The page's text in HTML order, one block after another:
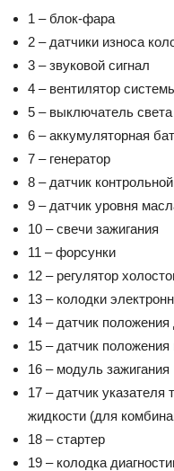
1 – блок-фара
2 – датчики износа
3 – звуковой сигнал
4 – вентилятор
5 – выключатель света
6 – аккумуляторная
7 – генератор
8 – датчик
9 – датчик уровня
10 – свечи зажигания
11 – форсунки
12 – регулятор
13 – колодки
14 – датчик
15 – датчик положения
16 – модуль зажигания
17 – датчик
жидкости (для
18 – стартер
19 – колодка